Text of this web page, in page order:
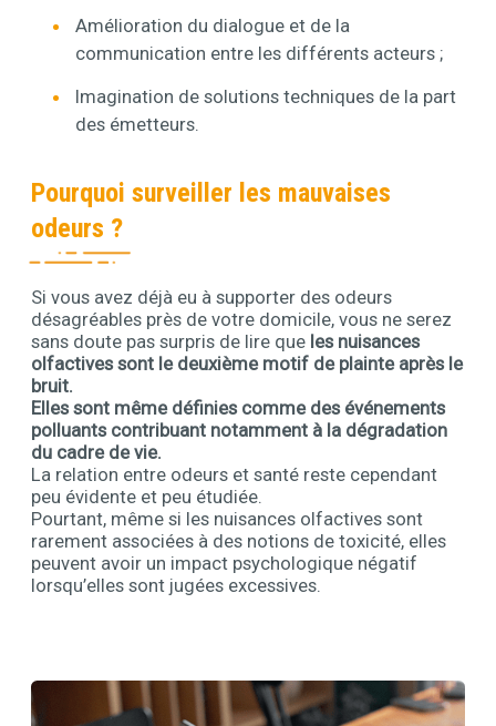
Amélioration du dialogue et de la
communication entre les différents acteurs ;
Imagination de solutions techniques de la part
des émetteurs.
Pourquoi surveiller les mauvaises
odeurs ?
Contenu
Si vous avez déjà eu à supporter des odeurs
désagréables près de votre domicile, vous ne serez
sans doute pas surpris de lire que les nuisances
olfactives sont le deuxième motif de plainte après le
bruit.
Elles sont même définies comme des événements
polluants contribuant notamment à la dégradation
du cadre de vie.
La relation entre odeurs et santé reste cependant
peu évidente et peu étudiée.
Pourtant, même si les nuisances olfactives sont
rarement associées à des notions de toxicité, elles
peuvent avoir un impact psychologique négatif
lorsqu’elles sont jugées excessives.
Contenu